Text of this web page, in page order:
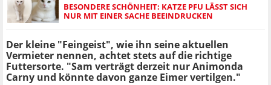
BESONDERE SCHÖNHEIT: KATZE PFU LÄSST SICH
NUR MIT EINER SACHE BEEINDRUCKEN
Der kleine "Feingeist", wie ihn seine aktuellen
Vermieter nennen, achtet stets auf die richtige
Futtersorte. "Sam verträgt derzeit nur Animonda
Carny und könnte davon ganze Eimer vertilgen."